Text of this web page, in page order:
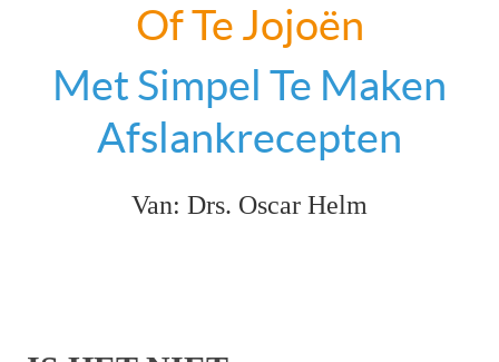
Of Te Jojoën
Met Simpel Te Maken
Afslankrecepten
Van: Drs. Oscar Helm